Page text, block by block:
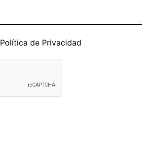
Política de Privacidad